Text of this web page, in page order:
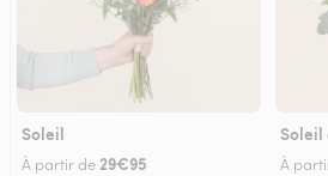
Soleil
À partir de29€95
Soleil
À